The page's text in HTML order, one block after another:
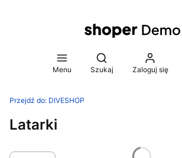
Menu
Otwórz wyszukiwarkę
Szukaj Zaloguj się
Przejdź do: DIVESHOP
Latarki